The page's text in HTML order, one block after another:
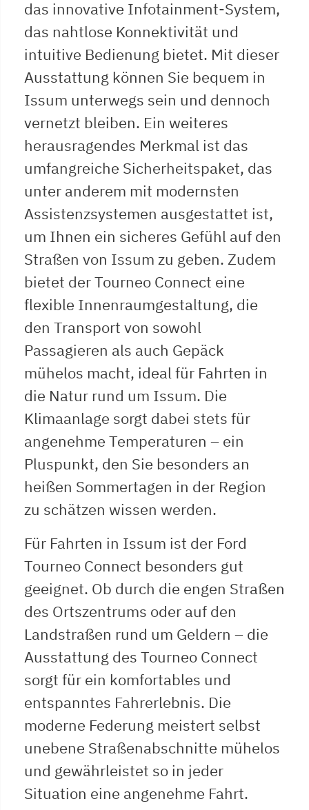
das innovative Infotainment-System,
das nahtlose Konnektivität und
intuitive Bedienung bietet. Mit dieser
Ausstattung können Sie bequem in
Issum unterwegs sein und dennoch
vernetzt bleiben. Ein weiteres
herausragendes Merkmal ist das
umfangreiche Sicherheitspaket, das
unter anderem mit modernsten
Assistenzsystemen ausgestattet ist,
um Ihnen ein sicheres Gefühl auf den
Straßen von Issum zu geben. Zudem
bietet der Tourneo Connect eine
flexible Innenraumgestaltung, die
den Transport von sowohl
Passagieren als auch Gepäck
mühelos macht, ideal für Fahrten in
die Natur rund um Issum. Die
Klimaanlage sorgt dabei stets für
angenehme Temperaturen – ein
Pluspunkt, den Sie besonders an
heißen Sommertagen in der Region
zu schätzen wissen werden.
Für Fahrten in Issum ist der Ford
Tourneo Connect besonders gut
geeignet. Ob durch die engen Straßen
des Ortszentrums oder auf den
Landstraßen rund um Geldern – die
Ausstattung des Tourneo Connect
sorgt für ein komfortables und
entspanntes Fahrerlebnis. Die
moderne Federung meistert selbst
unebene Straßenabschnitte mühelos
und gewährleistet so in jeder
Situation eine angenehme Fahrt.